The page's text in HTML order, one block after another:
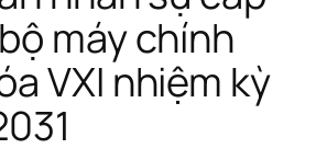
máy chính
VXI nhiệm kỳ